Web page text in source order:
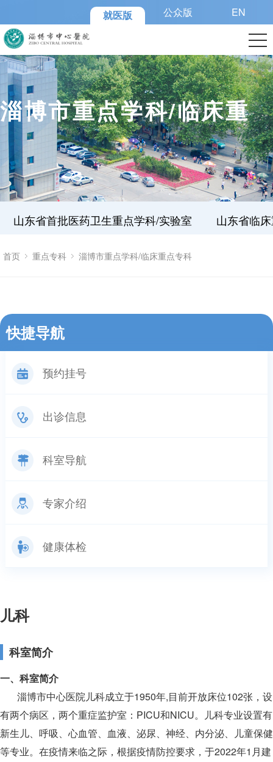
就医版 公众版 EN
淄博市重点学科/临床重
点专科
山东省首批医药卫生重点学科/实验室 山东省临
首页 重点专科 淄博市重点学科/临床重点专科
快捷导航
预约挂号
出诊信息
科室导航
专家介绍
健康体检
儿科
科室简介
一、科室简介
淄博市中心医院儿科成立于1950年,目前开放床位102张，设
有两个病区，两个重症监护室：PICU和NICU。儿科专业设置有
新生儿、呼吸、心血管、血液、泌尿、神经、内分泌、儿童保健
等专业。在疫情来临之际，根据疫情防控要求，于2022年1月建